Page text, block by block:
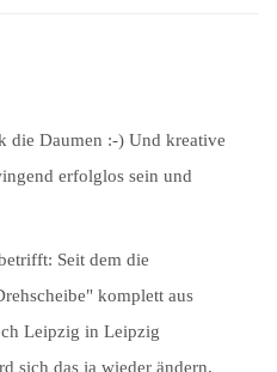
Daumen :-) Und kreative
erfolglos sein und
Seit dem die
komplett aus
Leipzig in Leipzig
sich das ja wieder ändern,